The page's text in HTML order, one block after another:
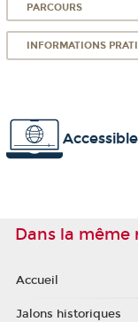
PARCOURS
INFORMATIONS
Dans la même
Accueil
Jalons historiques